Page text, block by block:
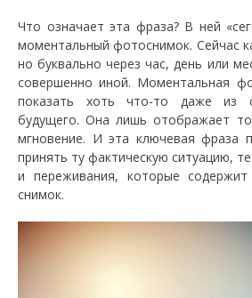
Что означает эта фраза? В ней
моментальный фотоснимок. Сейчас
но буквально через час, день или
совершенно иной. Моментальная
показать хоть что-то даже из
будущего. Она лишь отображает
мгновение. И эта ключевая фраза
принять ту фактическую ситуацию,
и переживания, которые
снимок.